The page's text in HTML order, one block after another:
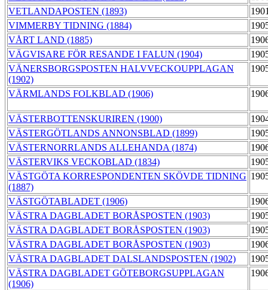
VETLANDAPOSTEN (1893)
VIMMERBY TIDNING (1884)
VÅRT LAND (1885)
VÄGVISARE FÖR RESANDE I FALUN (1904)
VÄNERSBORGSPOSTEN HALVVECKOUPPLAGAN
(1902)
VÄRMLANDS FOLKBLAD (1906)
VÄSTERBOTTENSKURIREN (1900)
VÄSTERGÖTLANDS ANNONSBLAD (1899)
VÄSTERNORRLANDS ALLEHANDA (1874)
VÄSTERVIKS VECKOBLAD (1834)
VÄSTGÖTA KORRESPONDENTEN SKÖVDE TIDNING
(1887)
VÄSTGÖTABLADET (1906)
VÄSTRA DAGBLADET BORÅSPOSTEN (1903)
VÄSTRA DAGBLADET BORÅSPOSTEN (1903)
VÄSTRA DAGBLADET BORÅSPOSTEN (1903)
VÄSTRA DAGBLADET DALSLANDSPOSTEN (1902)
VÄSTRA DAGBLADET GÖTEBORGSUPPLAGAN
(1906)